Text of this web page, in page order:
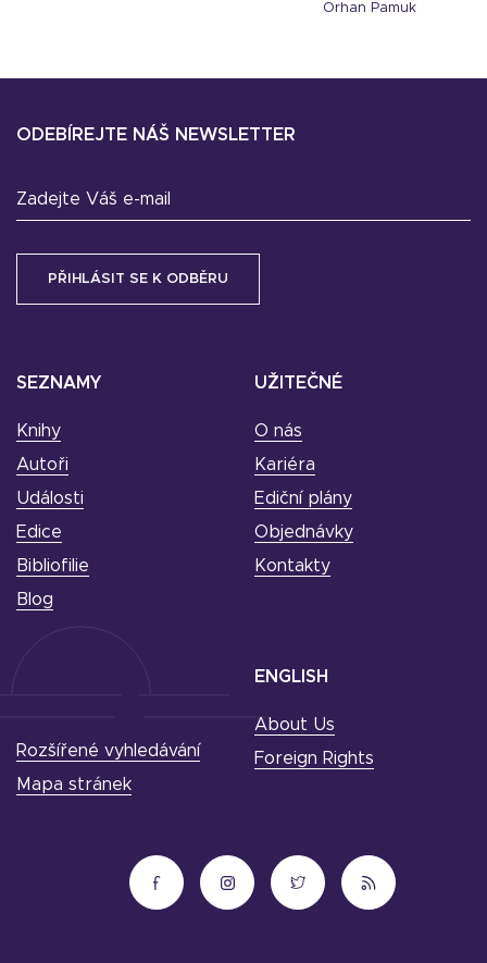
Orhan Pamuk
SEZNAMY
Knihy
Autoři
Události
Edice
Bibliofilie
Blog
UŽITEČNÉ
O nás
Kariéra
Ediční plány
Objednávky
Kontakty
ODEBÍREJTE NÁŠ NEWSLETTER
Zadejte Váš e-mail
ENGLISH
About Us
Foreign Rights
Rozšířené vyhledávání
Mapa stránek